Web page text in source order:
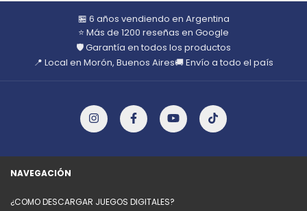
🏪 6 años vendiendo en Argentina
⭐ Más de 1200 reseñas en Google
🛡️ Garantía en todos los productos
📍 Local en Morón, Buenos Aires🚚 Envío a todo el país
NAVEGACIÓN
¿COMO DESCARGAR JUEGOS DIGITALES?